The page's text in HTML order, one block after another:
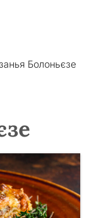
Болоньєзе